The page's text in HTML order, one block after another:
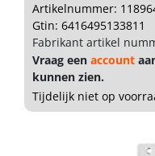
Artikelnummer:
Gtin: 6416495133811
Fabrikant artikel
Vraag een account
kunnen zien.
Tijdelijk niet op